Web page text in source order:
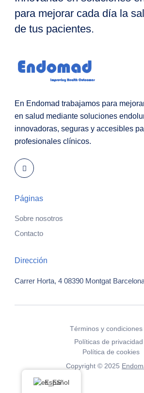
para mejorar cada día la
de tus pacientes.
En Endomad trabajamos para
en salud mediante soluciones
innovadoras, seguras y accesibles
profesionales clínicos.
Páginas
Sobre nosotros
Contacto
Dirección
Carrer Horta, 4 08390 Montgat
Copyright © 2025
Términos y condiciones
Políticas de privacidad
Política de cookies
Español